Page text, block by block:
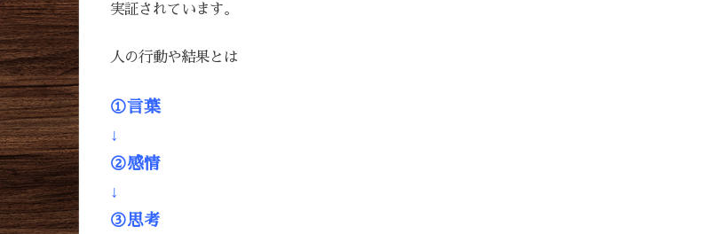
実証されています。
人の行動や結果とは
①言葉
↓
②感情
↓
③思考